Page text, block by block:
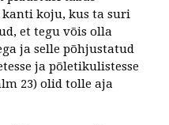
koju, kus ta suri
et tegu võis olla
ja selle põhjustatud
ja põletikulistesse
23) olid tolle aja